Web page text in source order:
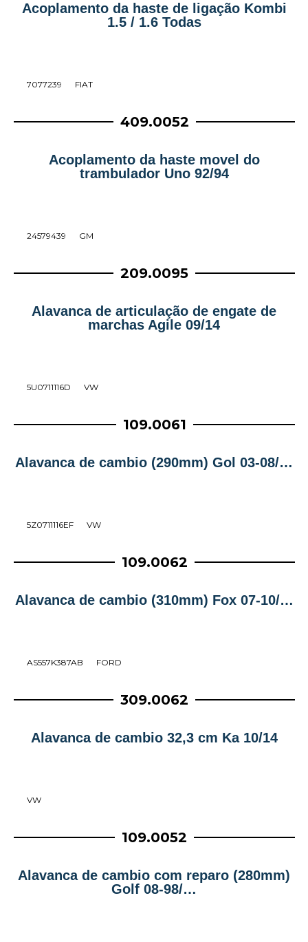
Acoplamento da haste de ligação Kombi
1.5 / 1.6 Todas
7077239 FIAT
409.0052
Acoplamento da haste movel do
trambulador Uno 92/94
24579439 GM
209.0095
Alavanca de articulação de engate de
marchas Agile 09/14
5U0711116D VW
109.0061
Alavanca de cambio (290mm) Gol 03-08/…
5Z0711116EF VW
109.0062
Alavanca de cambio (310mm) Fox 07-10/…
AS557K387AB FORD
309.0062
Alavanca de cambio 32,3 cm Ka 10/14
VW
109.0052
Alavanca de cambio com reparo (280mm)
Golf 08-98/…